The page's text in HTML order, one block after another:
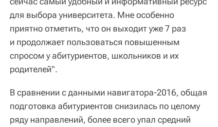
для выбора университета. Мне особенно
приятно отметить, что он выходит уже 7 раз
и продолжает пользоваться повышенным
спросом у абитуриентов, школьников и их
родителей".
В сравнении с данными навигатора-2016, общая
подготовка абитуриентов снизилась по целому
ряду направлений, более всего упал средний